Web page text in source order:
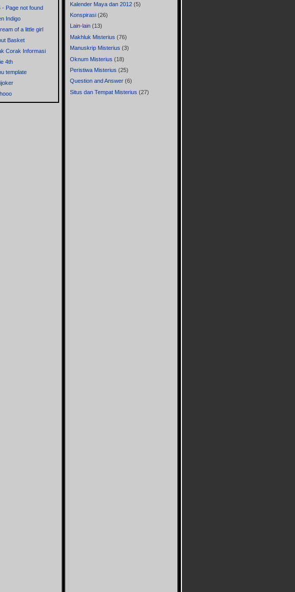
of the World
Blog
Lain
- Page not found
Indigo
of a little girl
Basket
Corak Informasi
4th
template
Ulum Dot Com
Kalender Maya dan 2012 (5)
Konspirasi (26)
Lain-lain (13)
Makhluk Misterius (76)
Manuskrip Misterius (3)
Oknum Misterius (18)
Peristiwa Misterius (25)
Question and Answer (6)
Situs dan Tempat Misterius (27)